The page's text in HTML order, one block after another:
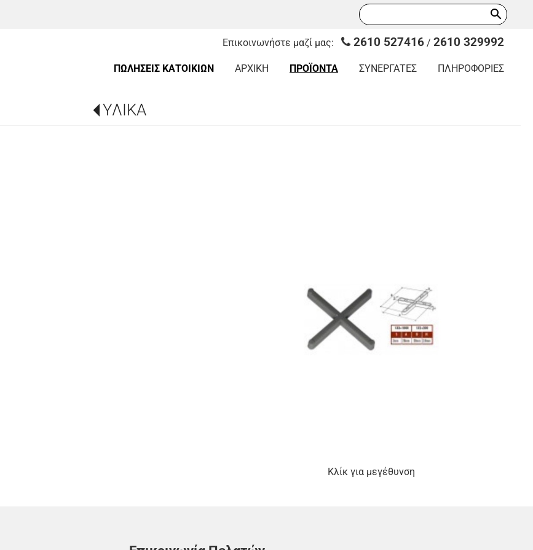
search
Επικοινωνήστε μαζί μας: 2610 527416 / 2610 329992
ΠΩΛΗΣΕΙΣ ΚΑΤΟΙΚΙΩΝ ΑΡΧΙΚΗ ΠΡΟΪΟΝΤΑ ΣΥΝΕΡΓΑΤΕΣ ΠΛΗΡΟΦΟΡΙΕΣ
ΥΛΙΚΑ
Κλίκ για μεγέθυνση